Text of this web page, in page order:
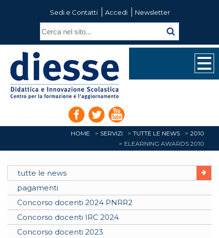
Sedi e Contatti Accedi Newsletter
HOME SERVIZI TUTTE LE NEWS
2010
ELEARNING AWARDS 2010
tutte le news
pagamenti
Concorso docenti 2024 PNRR2
Concorso docenti IRC 2024
Concorso docenti 2023